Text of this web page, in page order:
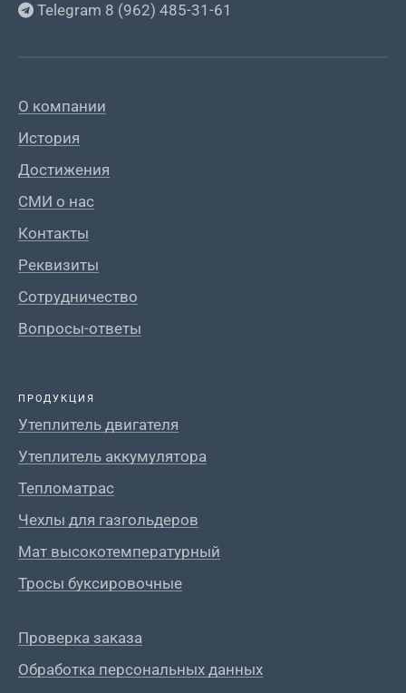
Telegram 8 (962) 485-31-61
О компании
История
Достижения
СМИ о нас
Контакты
Реквизиты
Сотрудничество
Вопросы-ответы
ПРОДУКЦИЯ
Утеплитель двигателя
Утеплитель аккумулятора
Тепломатрас
Чехлы для газгольдеров
Мат высокотемпературный
Тросы буксировочные
Проверка заказа
Обработка персональных данных